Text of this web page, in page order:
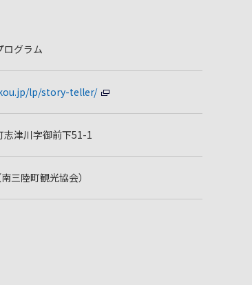
ログラム
lp/story-teller/
志津川字御前下51-1
三陸町観光協会）